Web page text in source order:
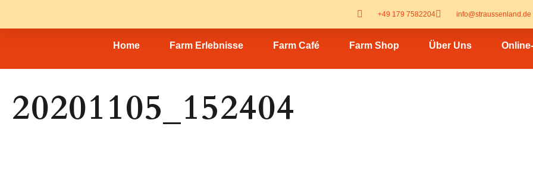
+49 179 7582204 info@straussenland.de
Home Farm Erlebnisse Farm Café Farm Shop Über Uns
20201105_152404